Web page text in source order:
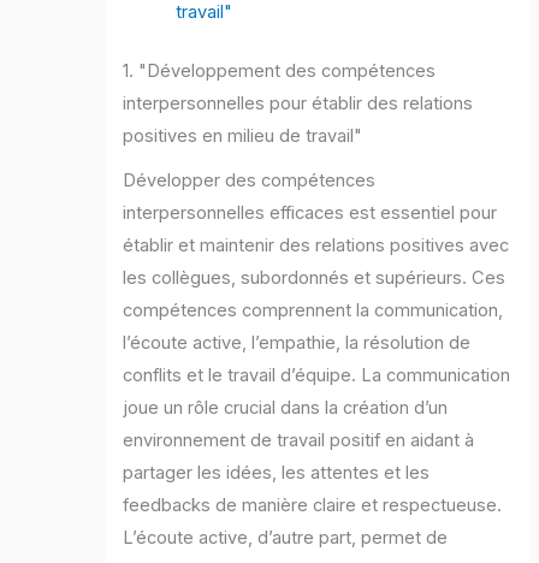
travail"
1. "Développement des compétences
interpersonnelles pour établir des relations
positives en milieu de travail"
Développer des compétences
interpersonnelles efficaces est essentiel pour
établir et maintenir des relations positives avec
les collègues, subordonnés et supérieurs. Ces
compétences comprennent la communication,
l’écoute active, l’empathie, la résolution de
conflits et le travail d’équipe. La communication
joue un rôle crucial dans la création d’un
environnement de travail positif en aidant à
partager les idées, les attentes et les
feedbacks de manière claire et respectueuse.
L’écoute active, d’autre part, permet de